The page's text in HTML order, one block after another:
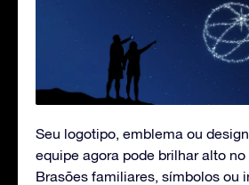
Seu logotipo, emblema ou
equipe agora pode brilhar alto
Brasões familiares, símbolos ou